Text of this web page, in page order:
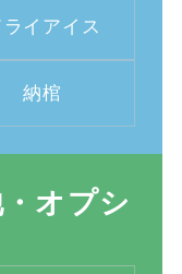
ライアイス
納棺
オプシ